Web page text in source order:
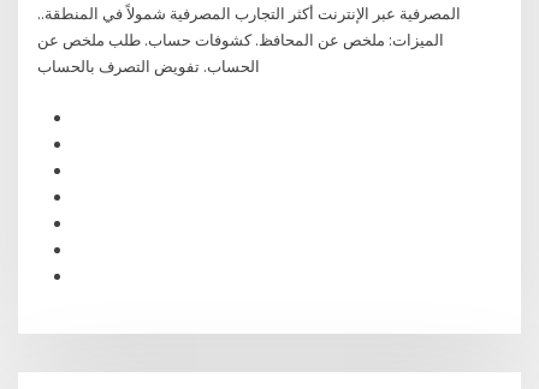
المصرفية عبر الإنترنت أكثر التجارب المصرفية شمولاً في المنطقة..
الميزات: ملخص عن المحافظ. كشوفات حساب. طلب ملخص عن
الحساب. تفويض التصرف بالحساب